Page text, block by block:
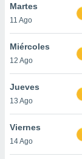
de
cookies
aceptar
Martes
11 Ago
Miércoles
12 Ago
Jueves
13 Ago
Viernes
14 Ago